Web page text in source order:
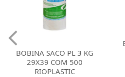
BOBINA SACO PL 3 KG
29X39 COM 500
RIOPLASTIC